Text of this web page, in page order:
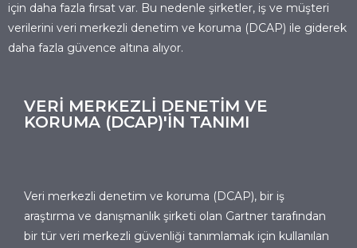
için daha fazla fırsat var. Bu nedenle şirketler, iş ve müşteri
verilerini veri merkezli denetim ve koruma (DCAP) ile giderek
daha fazla güvence altına alıyor.
VERİ MERKEZLİ DENETİM VE
KORUMA (DCAP)'İN TANIMI
Veri merkezli denetim ve koruma (DCAP), bir iş
araştırma ve danışmanlık şirketi olan Gartner tarafından
bir tür veri merkezli güvenliği tanımlamak için kullanılan